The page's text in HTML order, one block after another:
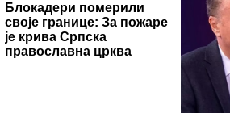
Блокадери померили
своје границе: За пожаре
је крива Српска
православна црква